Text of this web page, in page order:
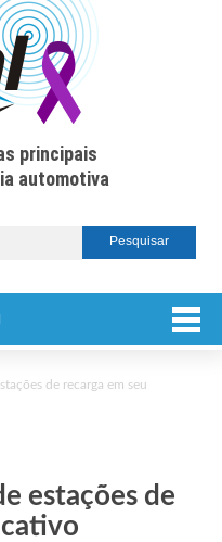
principais
automotiva
de recarga em seu
estações de